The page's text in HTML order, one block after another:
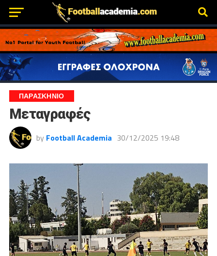
ΠΑΡΑΣΚΉΝΙΟ
Μεταγραφές
by Football Academia 30/12/2025 19:48